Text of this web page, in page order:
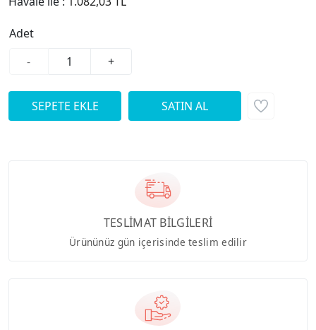
Adet
-
+
TESLİMAT BİLGİLERİ
Ürününüz gün içerisinde teslim edilir